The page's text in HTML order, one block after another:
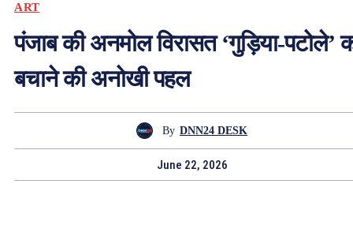
ART
पंजाब की अनमोल विरासत ‘गुड़िया-पटोले’
बचाने की अनोखी पहल
By DNN24 DESK
June 22, 2026